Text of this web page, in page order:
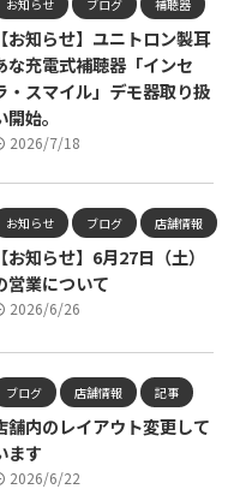
お知らせ ブログ 補聴器
【お知らせ】ユニトロン製耳
な充電式補聴器「インセ
・スマイル」デモ器取り扱
開始。
2026/7/18
お知らせ ブログ 店舗情報
【お知らせ】6月27日（土）
営業について
2026/6/26
ブログ 店舗情報 記事
舗内のレイアウト変更して
ます
2026/6/22